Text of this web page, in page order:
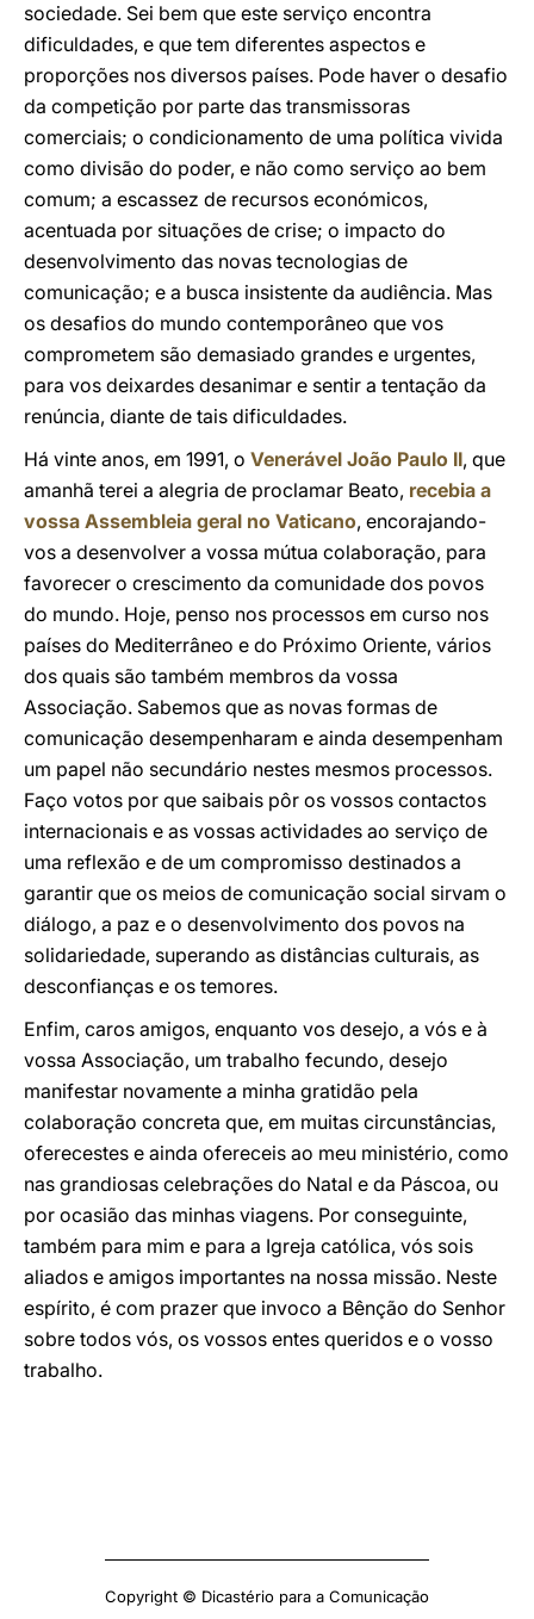
sociedade. Sei bem que este serviço encontra
dificuldades, e que tem diferentes aspectos e
proporções nos diversos países. Pode haver o desafio
da competição por parte das transmissoras
comerciais; o condicionamento de uma política vivida
como divisão do poder, e não como serviço ao bem
comum; a escassez de recursos económicos,
acentuada por situações de crise; o impacto do
desenvolvimento das novas tecnologias de
comunicação; e a busca insistente da audiência. Mas
os desafios do mundo contemporâneo que vos
comprometem são demasiado grandes e urgentes,
para vos deixardes desanimar e sentir a tentação da
renúncia, diante de tais dificuldades.
Há vinte anos, em 1991, o Venerável João Paulo II, que
amanhã terei a alegria de proclamar Beato, recebia a
vossa Assembleia geral no Vaticano, encorajando-
vos a desenvolver a vossa mútua colaboração, para
favorecer o crescimento da comunidade dos povos
do mundo. Hoje, penso nos processos em curso nos
países do Mediterrâneo e do Próximo Oriente, vários
dos quais são também membros da vossa
Associação. Sabemos que as novas formas de
comunicação desempenharam e ainda desempenham
um papel não secundário nestes mesmos processos.
Faço votos por que saibais pôr os vossos contactos
internacionais e as vossas actividades ao serviço de
uma reflexão e de um compromisso destinados a
garantir que os meios de comunicação social sirvam o
diálogo, a paz e o desenvolvimento dos povos na
solidariedade, superando as distâncias culturais, as
desconfianças e os temores.
Enfim, caros amigos, enquanto vos desejo, a vós e à
vossa Associação, um trabalho fecundo, desejo
manifestar novamente a minha gratidão pela
colaboração concreta que, em muitas circunstâncias,
oferecestes e ainda ofereceis ao meu ministério, como
nas grandiosas celebrações do Natal e da Páscoa, ou
por ocasião das minhas viagens. Por conseguinte,
também para mim e para a Igreja católica, vós sois
aliados e amigos importantes na nossa missão. Neste
espírito, é com prazer que invoco a Bênção do Senhor
sobre todos vós, os vossos entes queridos e o vosso
trabalho.
Copyright © Dicastério para a Comunicação